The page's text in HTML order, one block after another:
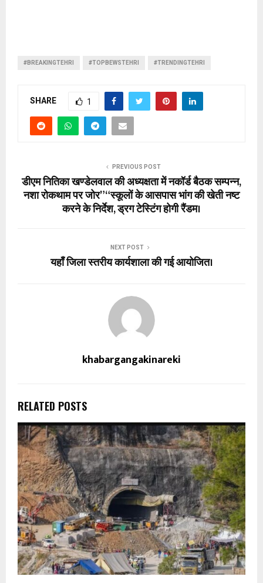
#BREAKINGTEHRI #TOPBEWSTEHRI #TRENDINGTEHRI
SHARE 1
PREVIOUS POST
डीएम नितिका खण्डेलवाल की अध्यक्षता में नकॉर्ड बैठक सम्पन्न,
नशा रोकथाम पर जोर” “स्कूलों के आसपास भांग की खेती नष्ट
करने के निर्देश, ड्रग टेस्टिंग होगी रैंडम।
NEXT POST
यहाँ जिला स्तरीय कार्यशाला की गई आयोजित।
khabargangakinareki
RELATED POSTS